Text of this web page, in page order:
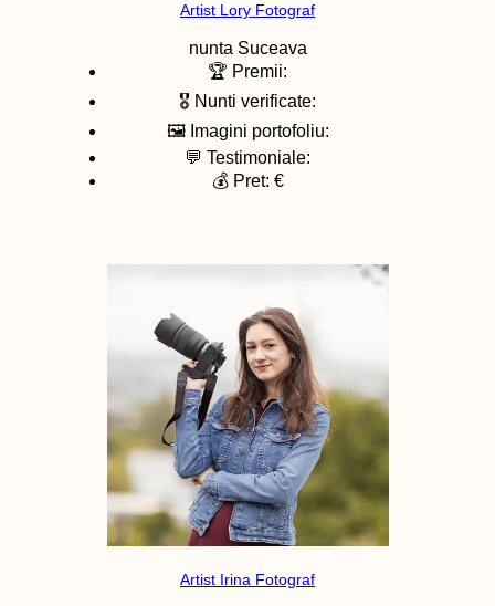
Artist Lory Fotograf
nunta Suceava
🏆 Premii:
🎖️ Nunti verificate:
🖼️ Imagini portofoliu:
💬 Testimoniale:
💰 Pret: €
Artist Irina Fotograf